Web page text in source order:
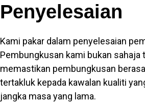
Penyelesaian
Kami pakar dalam penyelesaian
Pembungkusan kami bukan
memastikan pembungkusan
tertakluk kepada kawalan kualiti
jangka masa yang lama.